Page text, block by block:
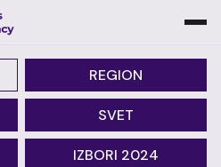
REGION
SVET
IZBORI 2024